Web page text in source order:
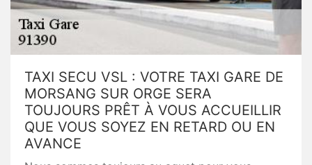
TAXI SECU VSL : VOTRE TAXI GARE DE
MORSANG SUR ORGE SERA
TOUJOURS PRÊT À VOUS ACCUEILLIR
QUE VOUS SOYEZ EN RETARD OU EN
AVANCE